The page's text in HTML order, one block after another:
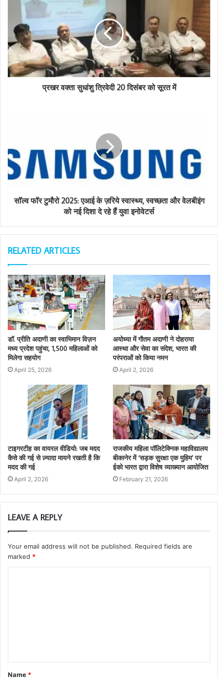
i
l
a
d
प्रखर वक्ता सुधांशु त्रिवेदी 20 दिसंबर को सूरत में
सॉल्व फॉर टुमौरो 2025: एआई के ज़रिये स्वास्थ्य, स्वच्छता और वेलबीइंग
को नई दिशा दे रहे हैं युवा इनोवेटर्स
RELATED ARTICLES
डॉ. प्रीति अदाणी का स्वाभिमान विज़न
मध्य प्रदेश पहुंचा, 1,500 महिलाओं को
मिलेगा सहयोग
April 25, 2026
अयोध्या में गौतम अदाणी ने दोहराया
आस्था और सेवा का संदेश, भारत की
परंपराओं को किया नमन
April 2, 2026
टाइगरटीह का वायरल वीडियो: जब मदद
कैसे की गई से ज़्यादा मायने रखती है कि
मदद की गई
April 2, 2026
राजकीय महिला पॉलिटेक्निक महाविद्यालय
बीकानेर में ‘सड़क सुरक्षा एक मुहिम’ पर
ईको भारत द्वारा विशेष व्याख्यान आयोजित
February 21, 2026
LEAVE A REPLY
Your email address will not be published. Required fields are
marked *
Name *